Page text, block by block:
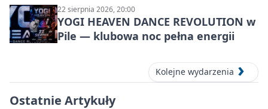
22 sierpnia 2026, 20:00
YOGI HEAVEN DANCE REVOLUTION w
Pile — klubowa noc pełna energii
Kolejne wydarzenia
Ostatnie Artykuły